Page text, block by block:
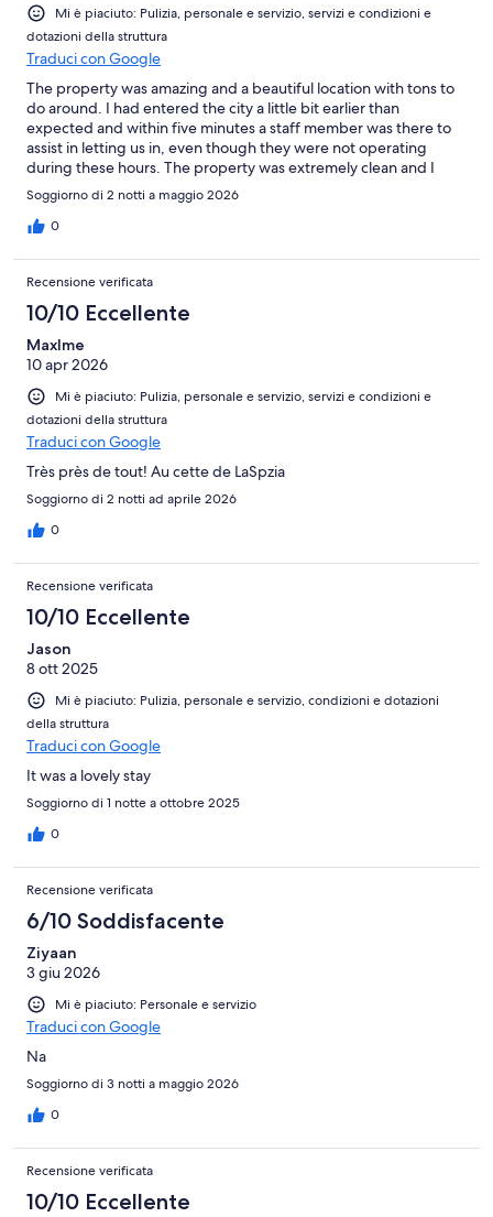
Mi è piaciuto: Pulizia, personale e servizio, servizi e condizioni e
dotazioni della struttura
Traduci con Google
The property was amazing and a beautiful location with tons to
do around. I had entered the city a little bit earlier than
expected and within five minutes a staff member was there to
assist in letting us in, even though they were not operating
during these hours. The property was extremely clean and I
slept like a baby would definitely recommend.
Soggiorno di 2 notti a maggio 2026
0
Recensione verificata
10/10 Eccellente
MaxIme
10 apr 2026
Mi è piaciuto: Pulizia, personale e servizio, servizi e condizioni e
dotazioni della struttura
Traduci con Google
Très près de tout! Au cette de LaSpzia
Soggiorno di 2 notti ad aprile 2026
0
Recensione verificata
10/10 Eccellente
Jason
8 ott 2025
Mi è piaciuto: Pulizia, personale e servizio, condizioni e dotazioni
della struttura
Traduci con Google
It was a lovely stay
Soggiorno di 1 notte a ottobre 2025
0
Recensione verificata
6/10 Soddisfacente
Ziyaan
3 giu 2026
Mi è piaciuto: Personale e servizio
Traduci con Google
Na
Soggiorno di 3 notti a maggio 2026
0
Recensione verificata
10/10 Eccellente